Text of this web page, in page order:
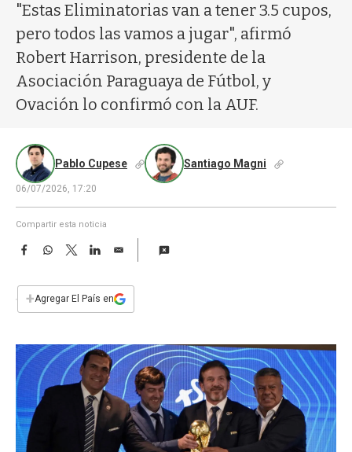
"Estas Eliminatorias van a tener 3.5 cupos,
pero todos las vamos a jugar", afirmó
Robert Harrison, presidente de la
Asociación Paraguaya de Fútbol, y
Ovación lo confirmó con la AUF.
Pablo Cupese Santiago Magni
06/07/2026, 17:20
Compartir esta noticia
F
e
b
k
W
s
p
T
w
t
L
n
E
i
l
+Agregar El País en